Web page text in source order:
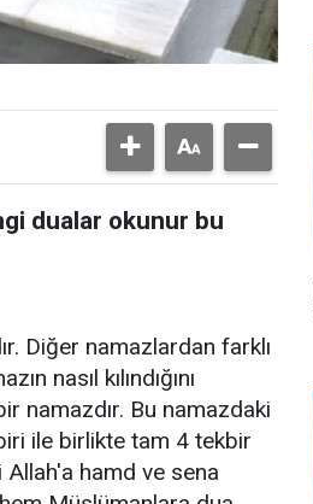
dualar okunur bu
Diğer namazlardan farklı
nasıl kılındığını
namazdır. Bu namazdaki
ile birlikte tam 4 tekbir
Allah'a hamd ve sena